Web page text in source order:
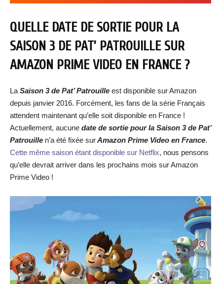
QUELLE DATE DE SORTIE POUR LA
SAISON 3 DE PAT’ PATROUILLE SUR
AMAZON PRIME VIDEO EN FRANCE ?
La Saison 3 de Pat’ Patrouille est disponible sur Amazon
depuis janvier 2016. Forcément, les fans de la série Français
attendent maintenant qu’elle soit disponible en France !
Actuellement, aucune date de sortie pour la Saison 3 de Pat’
Patrouille n’a été fixée surAmazon Prime Video en France.
Cette même saison étant disponible sur Netflix, nous pensons
qu’elle devrait arriver dans les prochains mois sur Amazon
Prime Video !